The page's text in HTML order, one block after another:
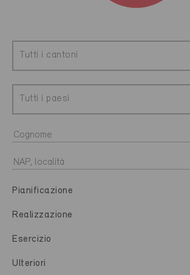
Tutti i cantoni
Tutti i paesi
Pianificazione
Realizzazione
Esercizio
Ulteriori